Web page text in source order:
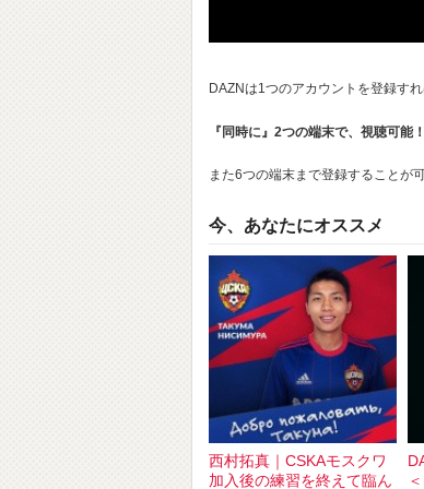
DAZNは1つのアカウントを登録す
『同時に』2つの端末で、視聴可能！
また6つの端末まで登録することが
今、あなたにオススメ
西村拓真｜CSKAモスクワ
加入後の練習を終えて臨ん